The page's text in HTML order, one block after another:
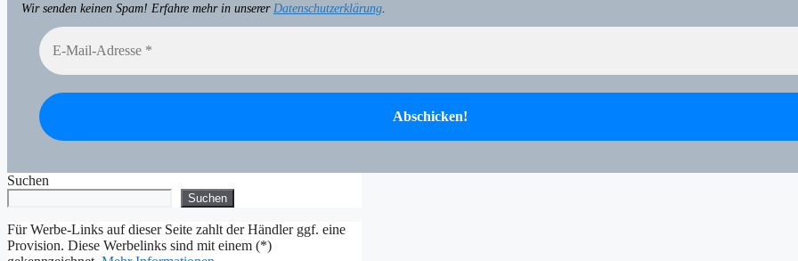
Wir senden keinen Spam! Erfahre mehr in unserer Datenschutzerklärung
Suchen
Suchen
Für Werbe-Links auf dieser Seite zahlt der Händler ggf. eine
Provision. Diese Werbelinks sind mit einem (*)